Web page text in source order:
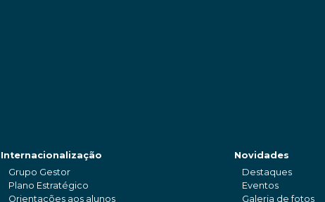
Internacionalização
Grupo Gestor
Plano Estratégico
Orientações aos alunos
Novidades
Destaques
Eventos
Galeria de fotos